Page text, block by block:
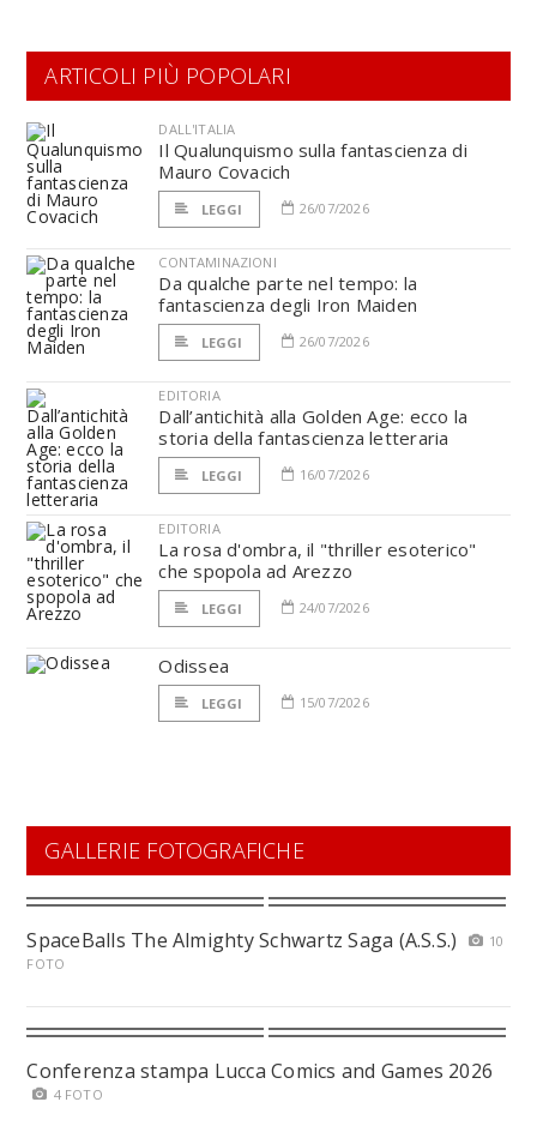
ARTICOLI PIÙ POPOLARI
DALL'ITALIA
Il Qualunquismo sulla fantascienza di
Mauro Covacich
LEGGI 26/07/2026
CONTAMINAZIONI
Da qualche parte nel tempo: la
fantascienza degli Iron Maiden
LEGGI 26/07/2026
EDITORIA
Dall’antichità alla Golden Age: ecco la
storia della fantascienza letteraria
LEGGI 16/07/2026
EDITORIA
La rosa d'ombra, il "thriller esoterico"
che spopola ad Arezzo
LEGGI 24/07/2026
Odissea
LEGGI 15/07/2026
GALLERIE FOTOGRAFICHE
SpaceBalls The Almighty Schwartz Saga (A.S.S.)
10
FOTO
Conferenza stampa Lucca Comics and Games 2026
4 FOTO